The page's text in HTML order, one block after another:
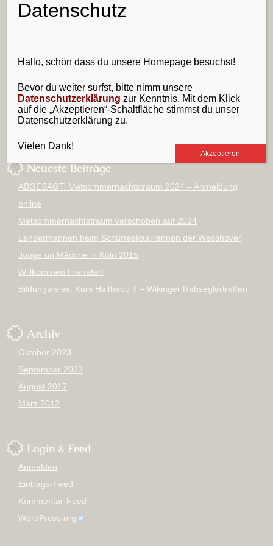
Neueste Beiträge
ABGESAGT: Metsommernachtstraum 2024 – Anmeldung
online
Metsommernachtstraum verschoben auf 2024
Lendermannen beim Schürreskaarrennen der Wesshover
Jonge un Mädche in Köln 2015
Willkommen Fremder!
Bildungsreise: Kurs Haithabu !! – Wikinger Rahseglertreffen
Archiv
Oktober 2023
September 2023
August 2017
März 2012
Login & Feed
Anmelden
Eintrags-Feed
Kommentar-Feed
WordPress.org
Datenschutz
Hallo, schön dass du unsere Homepage besuchst!
Bevor du weiter surfst, bitte nimm unsere
Datenschutzerklärung zur Kenntnis. Mit dem Klick
auf die „Akzeptieren“-Schaltfläche stimmst du unser
Datenschutzerklärung zu.
Vielen Dank!
Akzeptieren